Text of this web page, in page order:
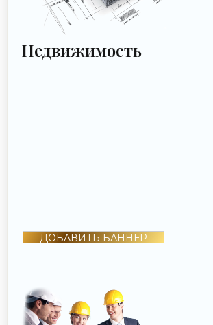
Недвижимость
ДОБАВИТЬ БАННЕР